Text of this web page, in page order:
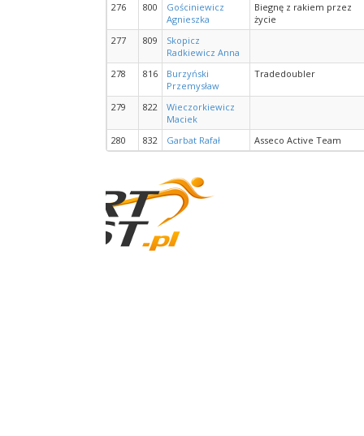
276
800
Gościniewicz
Agnieszka
Biegnę z rakiem przez
życie
277
809
Skopicz
Radkiewicz Anna
278
816
Burzyński
Przemysław
Tradedoubler
279 822
Wieczorkiewicz
Maciek
280
832 Garbat Rafał Asseco Active Team